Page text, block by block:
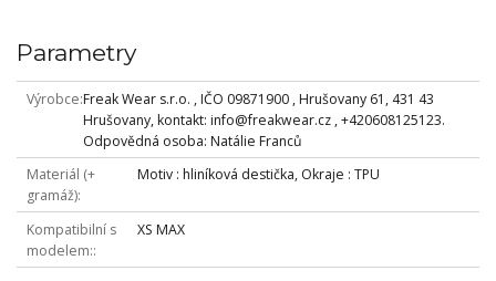
Parametry
Výrobce Freak Wear s.r.o. , IČO 09871900 , Hrušovany 61, 431 43
Hrušovany, kontakt: info@freakwear.cz , +420608125123.
Odpovědná osoba: Natálie Franců
Materiál (+
gramáž)
Motiv : hliníková destička, Okraje : TPU
Kompatibilní s
modelem:
XS MAX